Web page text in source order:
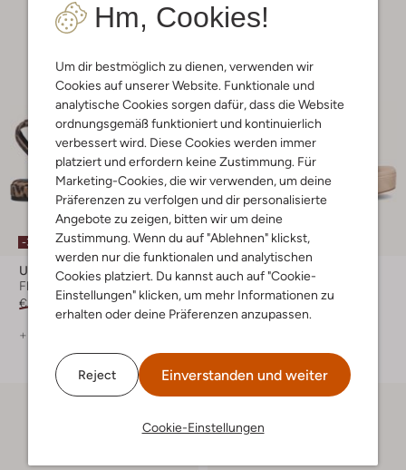
Hm, Cookies!
Um dir bestmöglich zu dienen, verwenden wir
Cookies auf unserer Website. Funktionale und
analytische Cookies sorgen dafür, dass die Website
ordnungsgemäß funktioniert und kontinuierlich
verbessert wird. Diese Cookies werden immer
platziert und erfordern keine Zustimmung. Für
Marketing-Cookies, die wir verwenden, um deine
Präferenzen zu verfolgen und dir personalisierte
Angebote zu zeigen, bitten wir um deine
Zustimmung. Wenn du auf "Ablehnen" klickst,
werden nur die funktionalen und analytischen
Cookies platziert. Du kannst auch auf "Cookie-
Einstellungen" klicken, um mehr Informationen zu
erhalten oder deine Präferenzen anzupassen.
Reject Einverstanden und weiter
Cookie-Einstellungen
-30%
Unisa
Flache Sandalen
€ 149,99 € 104,99
+ mehr farben
-30%
Unisa
Sandaletten mit Absatz
€ 149,99 € 104,99